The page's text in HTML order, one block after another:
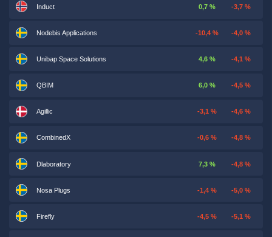
Induct 0,7 % -3,7 %
Nodebis Applications -10,4 % -4,0 %
Unibap Space Solutions 4,6 % -4,1 %
QBIM 6,0 % -4,5 %
Agillic -3,1 % -4,6 %
CombinedX -0,6 % -4,8 %
Dlaboratory 7,3 % -4,8 %
Nosa Plugs -1,4 % -5,0 %
Firefly -4,5 % -5,1 %